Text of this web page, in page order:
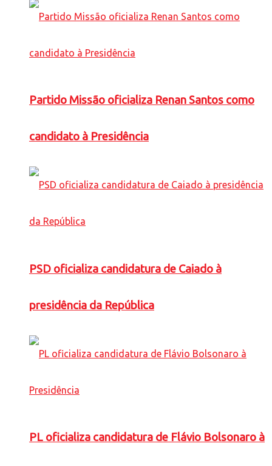
Partido Missão oficializa Renan Santos como
candidato à Presidência
PSD oficializa candidatura de Caiado à
presidência da República
PL oficializa candidatura de Flávio Bolsonaro à